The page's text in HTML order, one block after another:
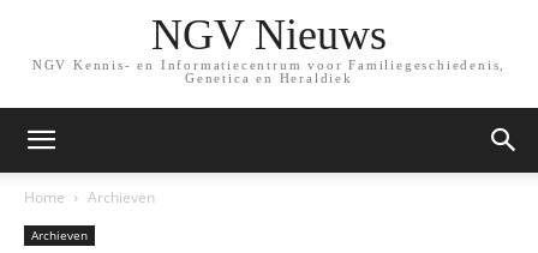
NGV Nieuws
NGV Kennis- en Informatiecentrum voor Familiegeschiedenis,
Genetica en Heraldiek
Home Archieven
Archieven